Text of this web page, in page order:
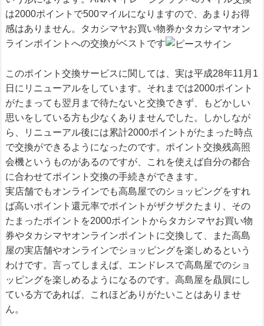
は2000ポイントで500マイルになりますので、あまりお得
感はありません。タカシマヤお買い物券かタカシマヤオン
ラインポイントへの交換がベストです
このポイント交換サービスに関しては、実は平成28年11月1
日にリニューアルをしています。それまでは2000ポイント
がたまっても翌月まで待たないと交換できず、もどかしい
思いをしている方も少なくありませんでした。しかしなが
ら、リニューアル後には累計2000ポイントがたまった時点
で交換ができるようになったのです。ポイント交換残高照
会機というものがあるのですが、これを使えば自分の都合
に合わせてポイント交換の手続きができます。
実店舗でもオンラインでも高島屋でのショッピングをすれ
ば高いポイント還元率でポイントがザクザクたまり、その
たまったポイントを2000ポイントからタカシマヤお買い物
券やタカシマヤオンラインポイントに交換して、また高島
屋の実店舗やオンラインでショッピングを楽しめるという
わけです。言ってしまえば、エンドレスで高島屋でのショ
ッピングを楽しめるようになるのです。高島屋を贔屓にし
ている方であれば、これほどありがたいことはありませ
ん。